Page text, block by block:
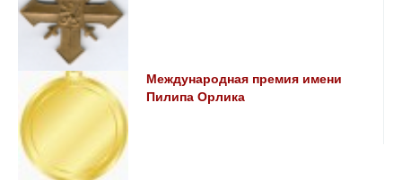
Международная премия имени
Пилипа Орлика